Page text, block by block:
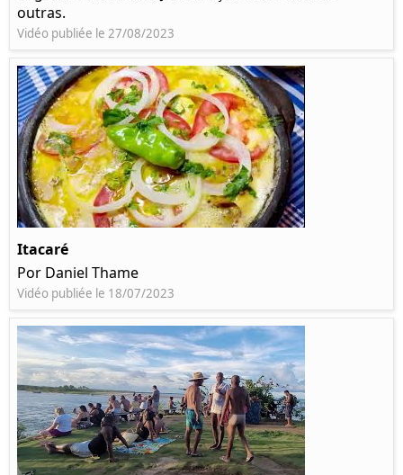
outras.
Vidéo publiée le 27/08/2023
Itacaré
Por Daniel Thame
Vidéo publiée le 18/07/2023